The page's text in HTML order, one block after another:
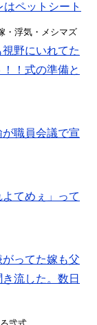
ペットシート
・浮気・メシマズ
野にいれてた
！式の準備と
が職員会議で宣
よてめぇ」って
ってた嫁も父
流した。数日